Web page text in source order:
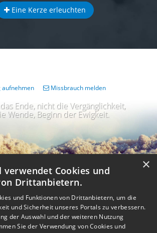
Eine Kerze erleuchten
Ende, nicht die Vergänglichkeit,
Wende, Beginn der Ewigkeit.
aufnehmen Missbrauch melden
Nutzungsbedingungen Datenschutz
AGB
×
verwendet Cookies und
Drittanbietern.
und Funktionen von Drittanbietern, um die
und Sicherheit unseres Portals zu verbessern.
der Auswahl und der weiteren Nutzung
Sie der Verwendung von Cookies und